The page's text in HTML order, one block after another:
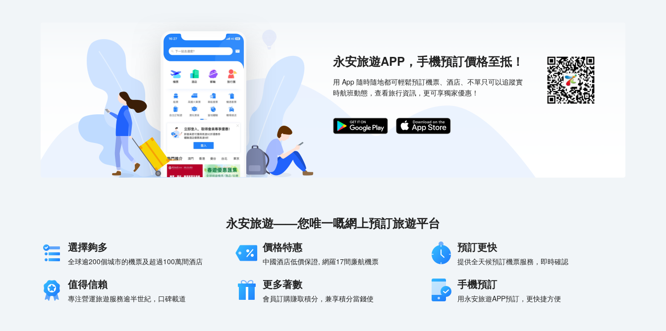
永安旅遊APP，手機預訂價格至抵！
用 App 隨時隨地都可輕鬆預訂機票、酒店、不單只可以追蹤實
時航班動態，查看旅行資訊，更可享獨家優惠！
永安旅遊——您唯一嘅網上預訂旅遊平台
選擇夠多
全球逾200個城市的機票及超過100萬間酒店
價格特惠
中國酒店低價保證, 網羅17間廉航機票
預訂更快
提供全天候預訂機票服務，即時確認
值得信賴
專注營運旅遊服務逾半世紀，口碑載道
更多著數
會員訂購賺取積分，兼享積分當錢使
手機預訂
用永安旅遊APP預訂，更快捷方便